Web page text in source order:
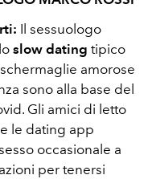
Il sessuologo
slow dating tipico
amorose
sono alla base del
Gli amici di letto
le dating app
occasionale a
per tenersi